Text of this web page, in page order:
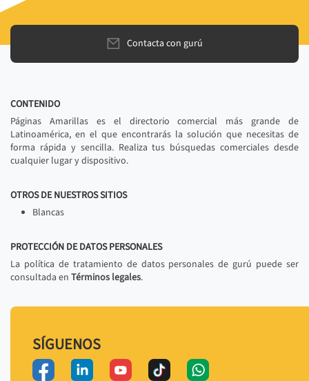
Contacta con gurú
CONTENIDO
Páginas Amarillas es el directorio comercial más grande de
Latinoamérica, en el que encontrarás la solución que necesitas de
forma rápida y sencilla. Realiza tus búsquedas comerciales desde
cualquier lugar y dispositivo.
OTROS DE NUESTROS SITIOS
Blancas
PROTECCIÓN DE DATOS PERSONALES
La política de tratamiento de datos personales de gurú puede ser
consultada en Términos legales.
SÍGUENOS